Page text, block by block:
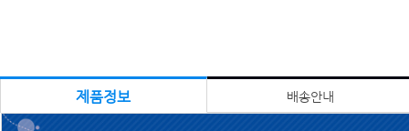
제품정보 배송안내